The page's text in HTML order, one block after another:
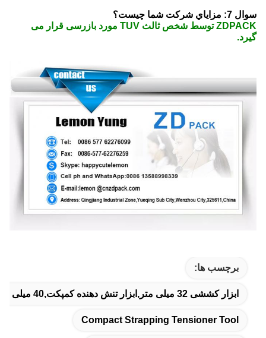
سوال 7: مزاياي شرکت شما چيست؟
ZDPACK توسط شخص ثالث TUV مورد بازرسی قرار می
گیرد.
برچسب ها:
ابزار کششی 32 میلی متر,ابزار تنش دهنده کمپکت,40 میلی متری کشش بند بند
Compact Strapping Tensioner Tool